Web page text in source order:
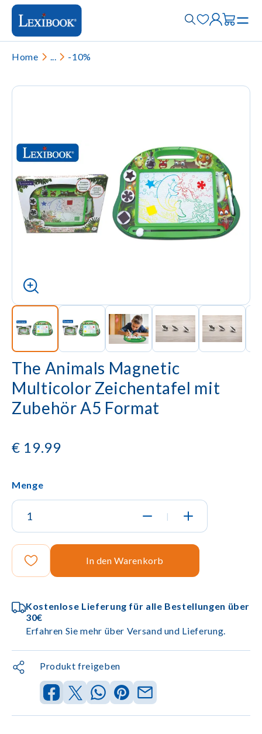
Home ... -10%
The Animals Magnetic
Multicolor Zeichentafel mit
Zubehör A5 Format
€ 19.99
Menge
|
In den Warenkorb
Kostenlose Lieferung für alle Bestellungen über
30€
Erfahren Sie mehr über Versand und Lieferung.
Produkt freigeben